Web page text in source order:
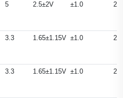
5 2.5±2V ±1.0
3.3 1.65±1.15V ±1.0
3.3 1.65±1.15V ±1.0